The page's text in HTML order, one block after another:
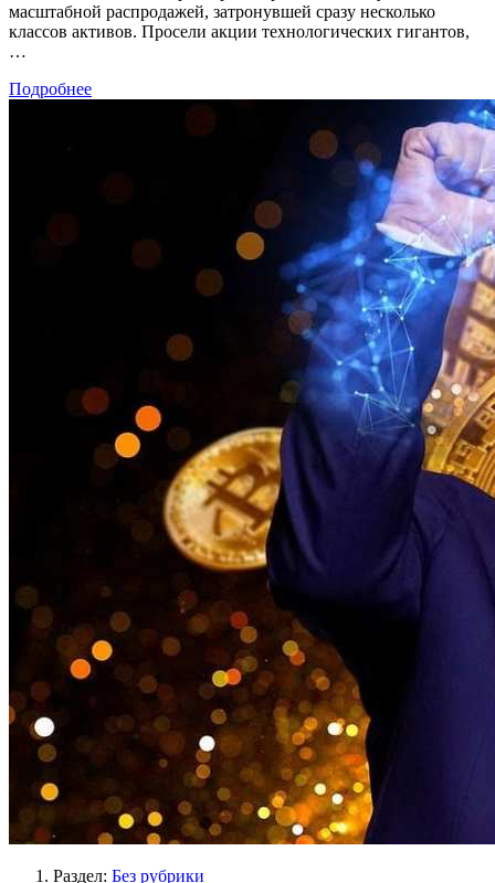
масштабной распродажей, затронувшей сразу несколько
классов активов. Просели акции технологических гигантов,
…
Подробнее
Раздел: Без рубрики